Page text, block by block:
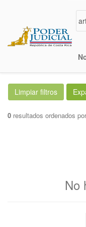
0 resultados ordenados por
No